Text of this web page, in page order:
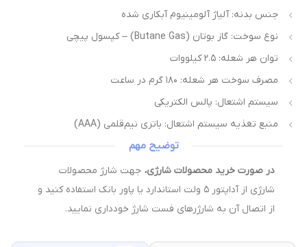
جنس بدنه: آلیاژ آلومینیوم آبکاری شده
نوع سوخت: گاز بوتان (Butane Gas) – کپسول پیچی
توان هر شعله: ۲.۵ کیلووات
مصرف سوخت هر شعله: ۱۸۰ گرم در ساعت
سیستم اشتعال: پالس الکتریکی
منبع تغذیه سیستم اشتعال: باتری نیم‌قلمی (AAA)
توضیح مهم
در صورت خرید محصولات شارژی،جهت شارژ محصولات
شارژی از آداپتور ۵ ولت استاندارد یا پاور بانک استفاده کنید و
از اتصال آن به شارژرهای فست شارژ خودداری نمایید.